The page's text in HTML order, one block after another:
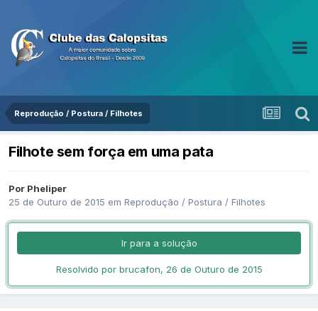
Reprodução / Postura / Filhotes
Filhote sem força em uma pata
Por Pheliper
25 de Outuro de 2015 em Reprodução / Postura / Filhotes
Ir para a solução
Resolvido por brucafon, 26 de Outuro de 2015